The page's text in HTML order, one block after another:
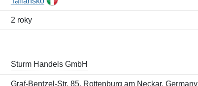
2 roky
Sturm Handels GmbH
Graf-Bentzel-Str. 85, Rottenburg am Neckar, Germany